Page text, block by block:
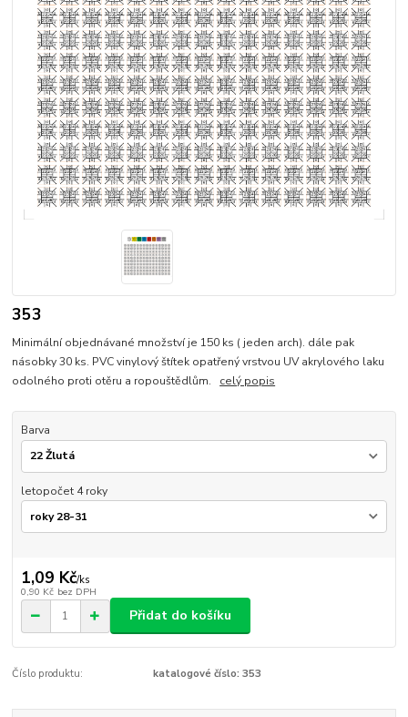
353
Minimální objednávané množství je 150 ks ( jeden arch). dále pak
násobky 30 ks. PVC vinylový štítek opatřený vrstvou UV akrylového laku
odolného proti otěru a ropouštědlům. celý popis
Barva
letopočet 4 roky
1,09 Kč/ks
0,90 Kč bez DPH
Přidat do košíku
Číslo produktu: katalogové číslo: 353